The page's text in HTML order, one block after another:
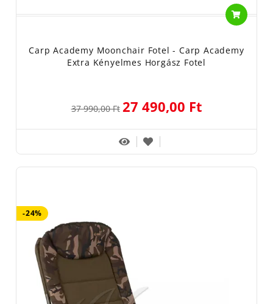
Carp Academy Moonchair Fotel - Carp Academy
Extra Kényelmes Horgász Fotel
37 990,00 Ft 27 490,00 Ft
-24%